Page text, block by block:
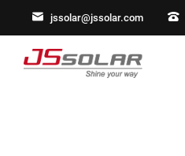
jssolar@jssolar.com